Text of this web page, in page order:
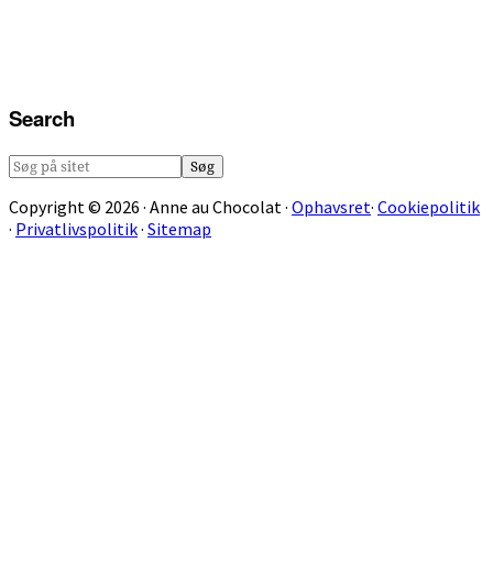
Search
Søg
sitet
Copyright © 2026 · Anne au Chocolat · Ophavsret· Cookiepolitik
· Privatlivspolitik· Sitemap